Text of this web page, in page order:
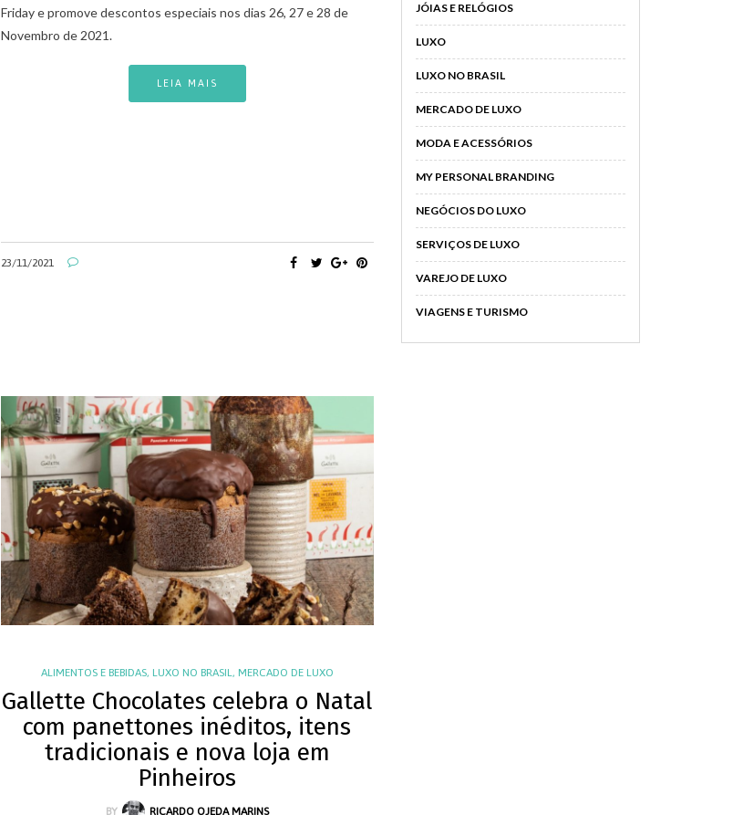
Friday e promove descontos especiais nos dias 26, 27 e 28 de
Novembro de 2021.
LEIA MAIS
23/11/2021
ALIMENTOS E BEBIDAS, LUXO NO BRASIL, MERCADO DE LUXO
Gallette Chocolates celebra o Natal
com panettones inéditos, itens
tradicionais e nova loja em
Pinheiros
BY RICARDO OJEDA MARINS
JÓIAS E RELÓGIOS
LUXO
LUXO NO BRASIL
MERCADO DE LUXO
MODA E ACESSÓRIOS
MY PERSONAL BRANDING
NEGÓCIOS DO LUXO
SERVIÇOS DE LUXO
VAREJO DE LUXO
VIAGENS E TURISMO